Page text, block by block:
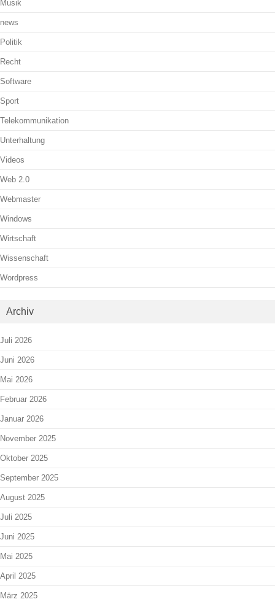
Musik
news
Politik
Recht
Software
Sport
Telekommunikation
Unterhaltung
Videos
Web 2.0
Webmaster
Windows
Wirtschaft
Wissenschaft
Wordpress
Archiv
Juli 2026
Juni 2026
Mai 2026
Februar 2026
Januar 2026
November 2025
Oktober 2025
September 2025
August 2025
Juli 2025
Juni 2025
Mai 2025
April 2025
März 2025